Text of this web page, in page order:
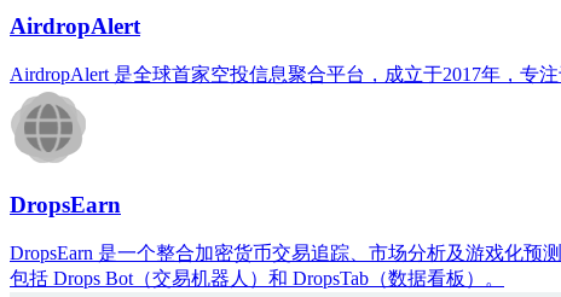
AirdropAlert
AirdropAlert 是全球首家空投信息聚合平台，成立于2017年，专
DropsEarn
DropsEarn 是一个整合加密货币交易追踪、市场分析及游戏化预
包括 Drops Bot（交易机器人）和 DropsTab（数据看板）。